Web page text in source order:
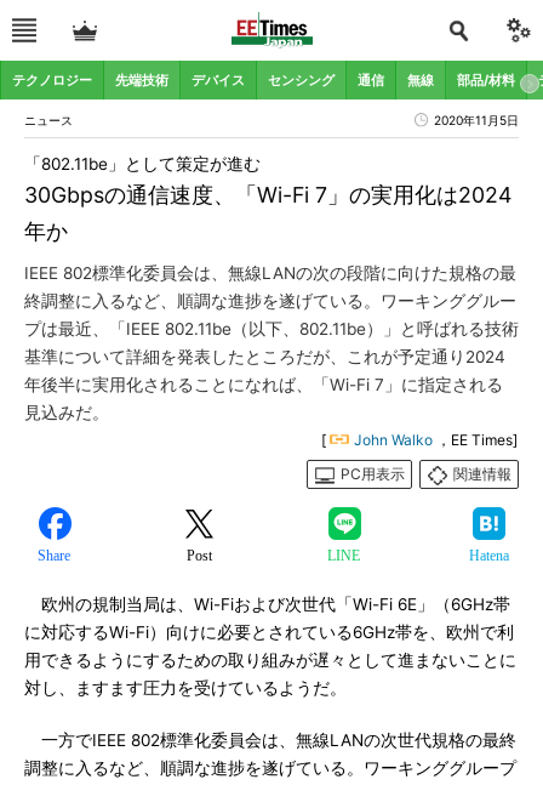
テクノロジー 先端技術 デバイス センシング 通信 無線 部品/材料
ニュース 2020年11月5日
30Gbpsの通信速度、「Wi-Fi 7」の実用化は2024
年か
「802.11be」として策定が進む
IEEE 802標準化委員会は、無線LANの次の段階に向けた規格の最
終調整に入るなど、順調な進捗を遂げている。ワーキンググルー
プは最近、「IEEE 802.11be（以下、802.11be）」と呼ばれる技術
基準について詳細を発表したところだが、これが予定通り2024
年後半に実用化されることになれば、「Wi-Fi 7」に指定される
見込みだ。
[ John Walko ，EE Times]
PC用表示
関連情報
Share Post LINE Hatena
欧州の規制当局は、Wi-Fiおよび次世代「Wi-Fi 6E」（6GHz帯
に対応するWi-Fi）向けに必要とされている6GHz帯を、欧州で利
用できるようにするための取り組みが遅々として進まないことに
対し、ますます圧力を受けているようだ。
一方でIEEE 802標準化委員会は、無線LANの次世代規格の最終
調整に入るなど、順調な進捗を遂げている。ワーキンググループ